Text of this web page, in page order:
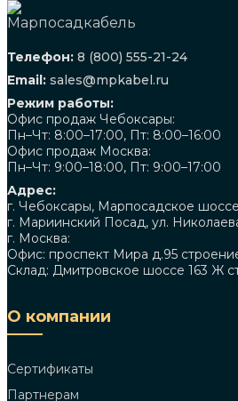
Телефон: 8 (800) 555-21-24
Email: sales@mpkabel.ru
Режим работы:
Офис продаж Чебоксары:
Пн–Чт: 8:00–17:00, Пт: 8:00–16:00
Офис продаж Москва:
Пн–Чт: 9:00–18:00, Пт: 9:00–17:00
Адрес:
г. Чебоксары, Марпосадское
г. Мариинский Посад, ул.
г. Москва:
Офис: проспект Мира д.95 строение
Склад: Дмитровское шоссе 163 Ж
О компании
Сертификаты
Партнерам